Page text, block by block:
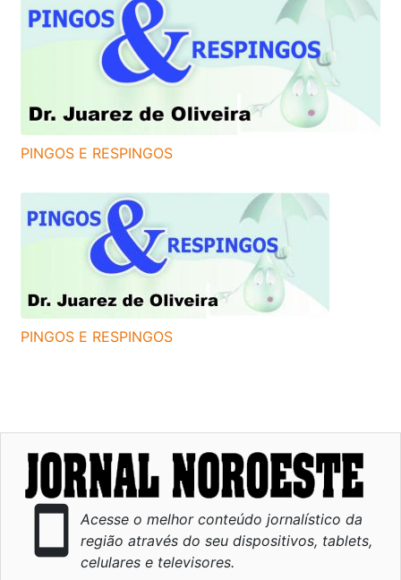
PINGOS E RESPINGOS
PINGOS E RESPINGOS
smartphone
Acesse o melhor conteúdo jornalístico da
região através do seu dispositivos, tablets,
celulares e televisores.